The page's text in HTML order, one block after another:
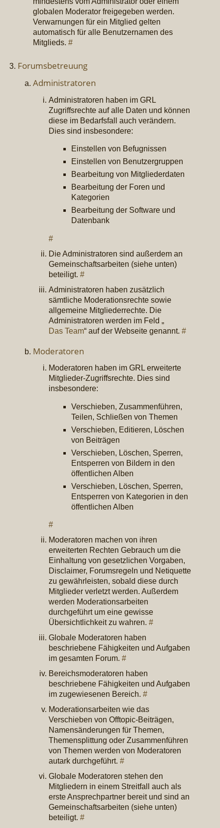
globalen Moderator freigegeben werden.
Verwarnungen für ein Mitglied gelten
automatisch für alle Benutzernamen des
Mitglieds.#
Forumsbetreuung
Administratoren
Administratoren haben im GRL
Zugriffsrechte auf alle Daten und können
diese im Bedarfsfall auch verändern.
Dies sind insbesondere:
Einstellen von Befugnissen
Einstellen von Benutzergruppen
Bearbeitung von Mitgliederdaten
Bearbeitung der Foren und
Kategorien
Bearbeitung der Software und
Datenbank
#
Die Administratoren sind außerdem an
Gemeinschaftsarbeiten (siehe unten)
beteiligt. #
Administratoren haben zusätzlich
sämtliche Moderationsrechte sowie
allgemeine Mitgliederrechte. Die
Administratoren werden im Feld „
Das Team“ auf der Webseite genannt. #
Moderatoren
Moderatoren haben im GRL erweiterte
Mitglieder-Zugriffsrechte. Dies sind
insbesondere:
Verschieben, Zusammenführen,
Teilen, Schließen von Themen
Verschieben, Editieren, Löschen
von Beiträgen
Verschieben, Löschen, Sperren,
Entsperren von Bildern in den
öffentlichen Alben
Verschieben, Löschen, Sperren,
Entsperren von Kategorien in den
öffentlichen Alben
#
Moderatoren machen von ihren
erweiterten Rechten Gebrauch um die
Einhaltung von gesetzlichen Vorgaben,
Disclaimer, Forumsregeln und Netiquette
zu gewährleisten, sobald diese durch
Mitglieder verletzt werden. Außerdem
werden Moderationsarbeiten
durchgeführt um eine gewisse
Übersichtlichkeit zu wahren. #
Globale Moderatoren haben
beschriebene Fähigkeiten und Aufgaben
im gesamten Forum. #
Bereichsmoderatoren haben
beschriebene Fähigkeiten und Aufgaben
im zugewiesenen Bereich. #
Moderationsarbeiten wie das
Verschieben von Offtopic-Beiträgen,
Namensänderungen für Themen,
Themensplittung oder Zusammenführen
von Themen werden von Moderatoren
autark durchgeführt. #
Globale Moderatoren stehen den
Mitgliedern in einem Streitfall auch als
erste Ansprechpartner bereit und sind an
Gemeinschaftsarbeiten (siehe unten)
beteiligt. #